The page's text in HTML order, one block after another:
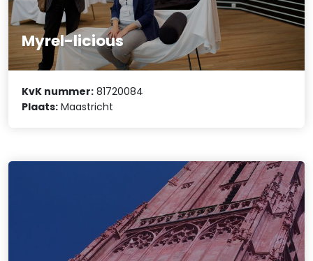
Myrel-licious
KvK nummer: 81720084
Plaats: Maastricht